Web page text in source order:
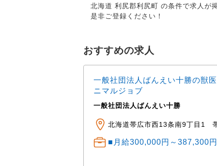
北海道 利尻郡利尻町 の条件で求人が
是非ご登録ください！
おすすめの求人
一般社団法人ばんえい十勝の獣
ニマルジョブ
一般社団法人ばんえい十勝
北海道帯広市西13条南9丁目1
■月給300,000円～387,300